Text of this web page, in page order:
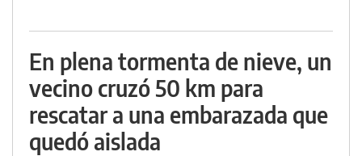
En plena tormenta de nieve, un
vecino cruzó 50 km para
rescatar a una embarazada que
quedó aislada